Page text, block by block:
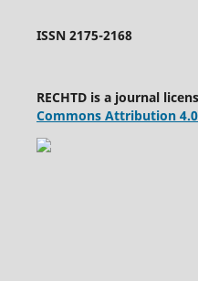
ISSN 2175-2168
RECHTD is a journal
Commons Attribution